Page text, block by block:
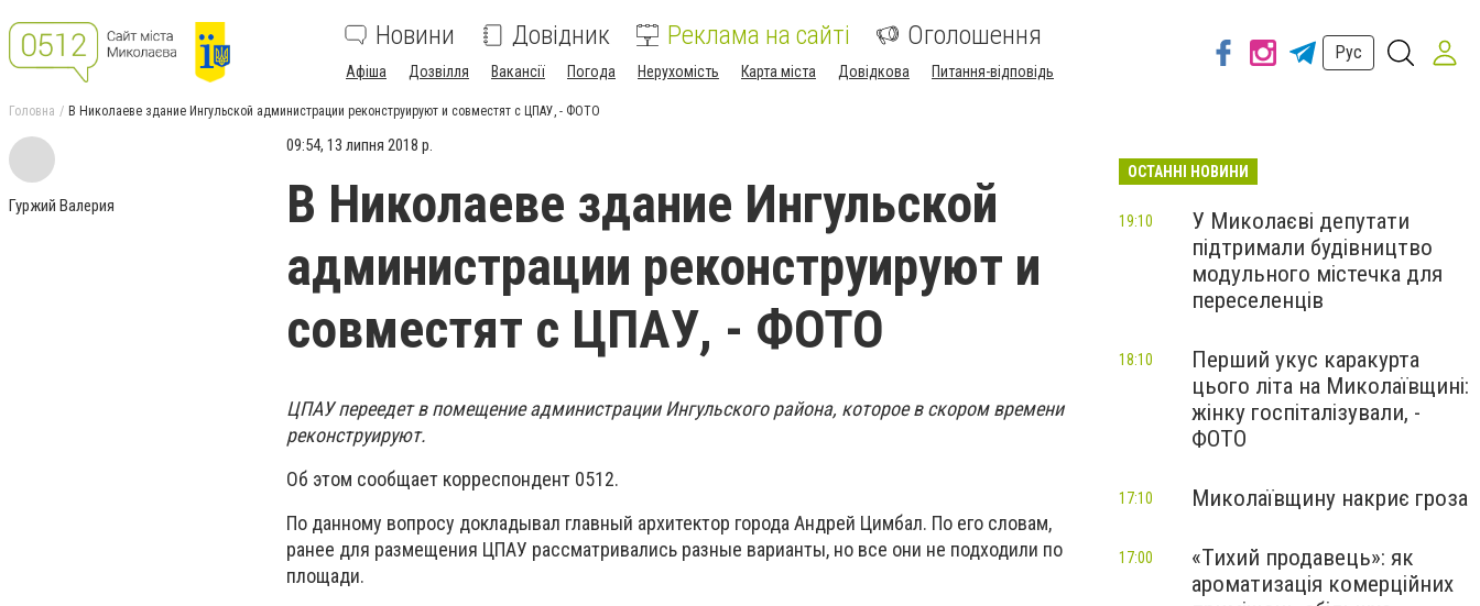
Новини Довідник Реклама на сайті Оголошення
Афіша Дозвілля Вакансії Погода Нерухомість Карта міста Довідкова Питання-відповідь
Рус
Головна В Николаеве здание Ингульской администрации реконструируют и совместят с ЦПАУ, - ФОТО
Гуржий Валерия
09:54, 13 липня 2018 р.
В Николаеве здание Ингульской
администрации реконструируют и
совместят с ЦПАУ, - ФОТО
ЦПАУ переедет в помещение администрации Ингульского района, которое в скором времени
реконструируют.
Об этом сообщает корреспондент 0512.
По данному вопросу докладывал главный архитектор города Андрей Цимбал. По его словам,
ранее для размещения ЦПАУ рассматривались разные варианты, но все они не подходили по
площади.
ОСТАННІ НОВИНИ
У Миколаєві депутати
підтримали будівництво
модульного містечка для
переселенців
19:10
Перший укус каракурта
цього літа на Миколаївщині:
жінку госпіталізували, -
ФОТО
18:10
Миколаївщину накриє гроза
17:10
«Тихий продавець»: як
ароматизація комерційних
17:00